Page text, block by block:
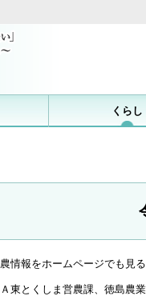
くらし
報をホームページでも見
東とくしま営農課、徳島